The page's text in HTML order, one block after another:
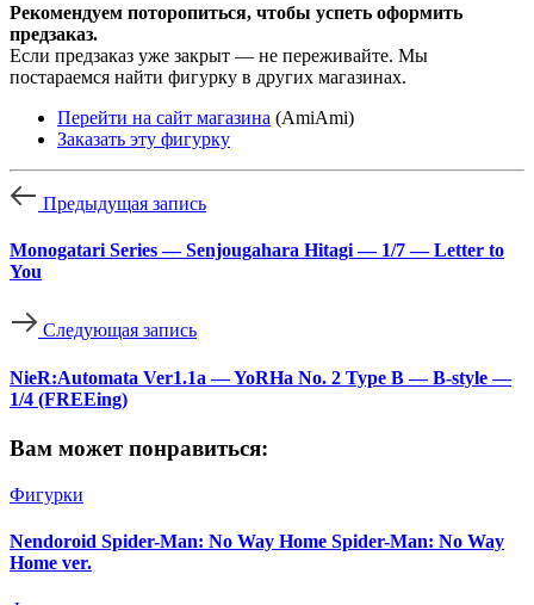
Рекомендуем поторопиться, чтобы успеть оформить
предзаказ.
Если предзаказ уже закрыт — не переживайте. Мы
постараемся найти фигурку в других магазинах.
Перейти на сайт магазина (AmiAmi)
Заказать эту фигурку
Предыдущая запись
Monogatari Series — Senjougahara Hitagi — 1/7 — Letter to
You
Следующая запись
NieR:Automata Ver1.1a — YoRHa No. 2 Type B — B-style —
1/4 (FREEing)
Вам может понравиться:
Фигурки
Nendoroid Spider-Man: No Way Home Spider-Man: No Way
Home ver.